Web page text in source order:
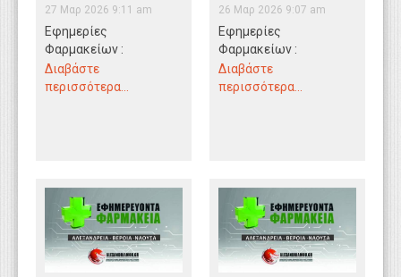
27 Μαρ 2026 9:11 am
Εφημερίες
Φαρμακείων :
Αλεξάνδρεια - Βέροια -
Νάουσα 27/3/2026
Διαβάστε
περισσότερα...
26 Μαρ 2026 9:07 am
Εφημερίες
Φαρμακείων :
Αλεξάνδρεια - Βέροια -
Νάουσα 26/3/2026
Διαβάστε
περισσότερα...